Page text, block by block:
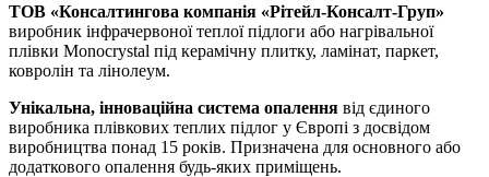
ТОВ «Консалтингова компанія «Рітейл-Консалт-Груп»
виробник інфрачервоної теплої підлоги або нагрівальної
плівки Monocrystal під керамічну плитку, ламінат, паркет,
ковролін та лінолеум.
Унікальна, інноваційна система опалення від єдиного
виробника плівкових теплих підлог у Європі з досвідом
виробництва понад 15 років. Призначена для основного або
додаткового опалення будь-яких приміщень.